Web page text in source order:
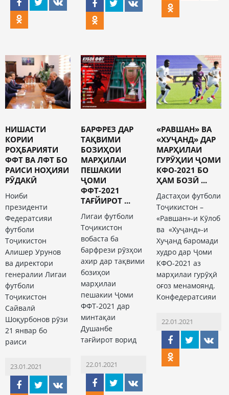
НИШАСТИ
КОРИИ
РОҲБАРИЯТИ
ФФТ ВА ЛФТ БО
РАИСИ НОҲИЯИ
РӮДАКӢ
Ноиби
президенти
Федератсияи
футболи
Тоҷикистон
Алишер Урунов
ва директори
генералии Лигаи
футболи
Тоҷикистон
Сайвалӣ
Шоқурбонов рӯзи
21 январ бо
раиси
23.01.2021
БАРФРЕЗ ДАР
ТАҚВИМИ
БОЗИҲОИ
МАРҲИЛАИ
ПЕШАКИИ
ҶОМИ
ФФТ-2021
ТАҒЙИРОТ ...
Лигаи футболи
Тоҷикистон
вобаста ба
барфрези рӯзҳои
ахир дар тақвими
бозиҳои
марҳилаи
пешакии Ҷоми
ФФТ-2021 дар
минтақаи
Душанбе
тағйирот ворид
22.01.2021
«РАВШАН» ВА
«ХУҶАНД» ДАР
МАРҲИЛАИ
ГУРӮҲИИ ҶОМИ
КФО-2021 БО
ҲАМ БОЗӢ ...
Дастаҳои футболи
Тоҷикистон –
«Равшан»-и Кӯлоб
ва «Хуҷанд»-и
Хуҷанд баромади
худро дар Ҷоми
КФО-2021 аз
марҳилаи гурӯҳӣ
оғоз менамоянд.
Конфедератсияи
22.01.2021